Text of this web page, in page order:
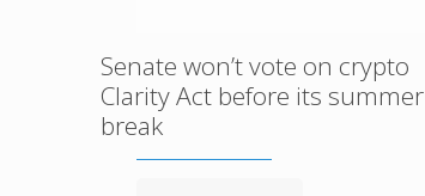
Senate won’t vote on crypto
Clarity Act before its summer
break